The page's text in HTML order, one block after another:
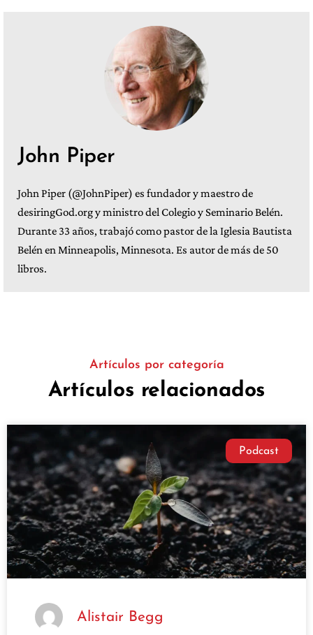
John Piper
John Piper (@JohnPiper) es fundador y maestro de
desiringGod.org y ministro del Colegio y Seminario Belén.
Durante 33 años, trabajó como pastor de la Iglesia Bautista
Belén en Minneapolis, Minnesota. Es autor de más de 50
libros.
Artículos por categoría
Artículos relacionados
Podcast
Alistair Begg